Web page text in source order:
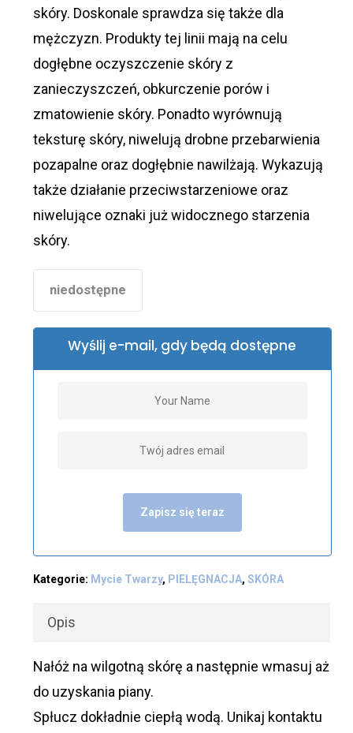
skóry. Doskonale sprawdza się także dla
mężczyzn. Produkty tej linii mają na celu
dogłębne oczyszczenie skóry z
zanieczyszczeń, obkurczenie porów i
zmatowienie skóry. Ponadto wyrównują
teksturę skóry, niwelują drobne przebarwienia
pozapalne oraz dogłębnie nawilżają. Wykazują
także działanie przeciwstarzeniowe oraz
niwelujące oznaki już widocznego starzenia
skóry.
niedostępne
Wyślij e-mail, gdy będą dostępne
Zapisz się teraz
Kategorie: Mycie Twarzy, PIELĘGNACJA, SKÓRA
Opis
Nałóż na wilgotną skórę a następnie wmasuj aż
do uzyskania piany.
Spłucz dokładnie ciepłą wodą. Unikaj kontaktu